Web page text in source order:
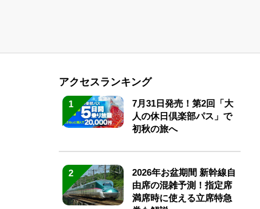
アクセスランキング
1
7月31日発売！第2回「大
人の休日倶楽部パス」で
初秋の旅へ
2
2026年お盆期間 新幹線自
由席の混雑予測！指定席
満席時に使える立席特急